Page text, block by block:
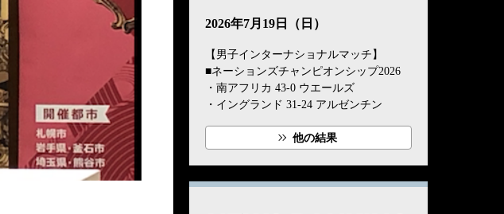
2026年7月19日（日）
【男子インターナショナルマッチ】
■ネーションズチャンピオンシップ2026
・南アフリカ 43-0 ウエールズ
・イングランド 31-24 アルゼンチン
他の結果